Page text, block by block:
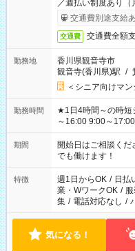
／週払い制度あり
了次第のお支払いと
交通費別途支給
交通費 交通費全額
勤務地
香川県観音寺市
観音寺(香川県)駅 /
＜シニア向けマン
勤務時間
★1日4時間～の時短シフトOK ★スタート
～16:00 9:00～17:00
の場合、他のお仕事
せん ※法令に基づき
象となります ※労働
り、短時間・短期間
期間
開始日はご相談く
でも働けます！
特徴 週1日からOK / 日払
業・WワークOK /
集 / 電話対応なし /
気になる！